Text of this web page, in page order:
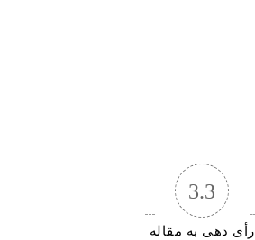
3.3
رأی دهی به مقاله